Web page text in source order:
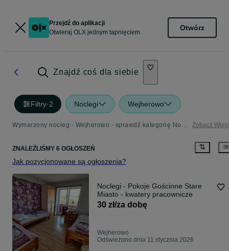
Przejdź do aplikacji
Otwieraj OLX jednym tapnięciem
Otwórz
Znajdź coś dla siebie
Filtry·2 Noclegi Wejherowo
Wymarzony nocleg - Wejherowo - sprawdź kategorię Noclegi Zobacz
ZNALEŹLIŚMY 6 OGŁOSZEŃ
Jak pozycjonowane są ogłoszenia?
Noclegi - Pokoje Gościnne Stare
Miasto - kwatery pracownicze
30 zł/za dobę
Wejherowo
Odświeżono dnia 11 stycznia 2026